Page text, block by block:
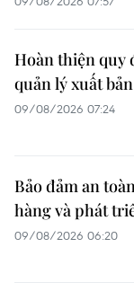
Hoàn thiện quy
quản lý xuất
09/08/2026 07:24
Bảo đảm an
hàng và phát
09/08/2026 06:20